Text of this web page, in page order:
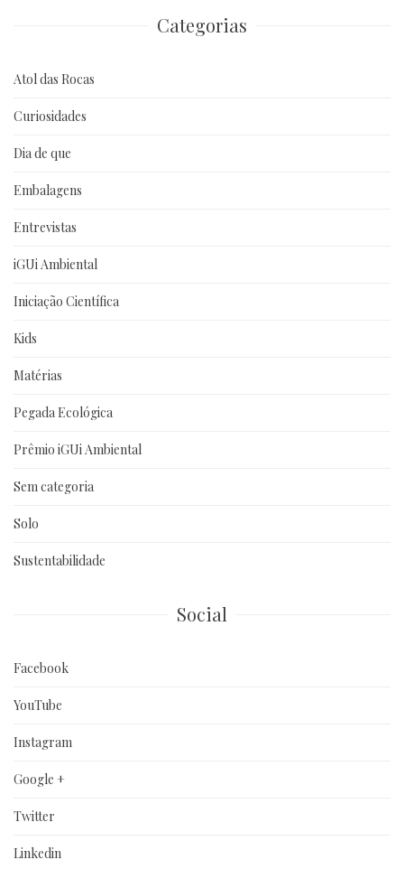
Categorias
Atol das Rocas
Curiosidades
Dia de que
Embalagens
Entrevistas
iGUi Ambiental
Iniciação Científica
Kids
Matérias
Pegada Ecológica
Prêmio iGUi Ambiental
Sem categoria
Solo
Sustentabilidade
Social
Facebook
YouTube
Instagram
Google +
Twitter
Linkedin